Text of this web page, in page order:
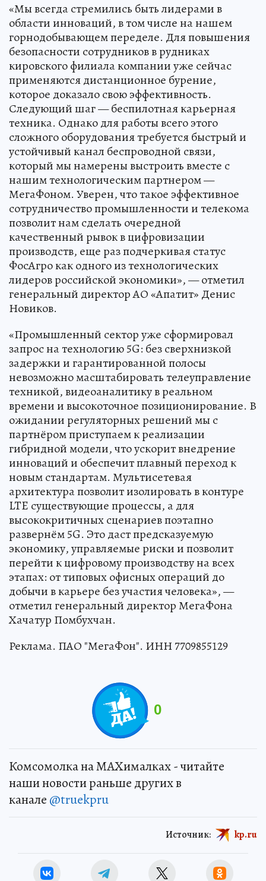
«Мы всегда стремились быть лидерами в
области инноваций, в том числе на нашем
горнодобывающем переделе. Для повышения
безопасности сотрудников в рудниках
кировского филиала компании уже сейчас
применяются дистанционное бурение,
которое доказало свою эффективность.
Следующий шаг — беспилотная карьерная
техника. Однако для работы всего этого
сложного оборудования требуется быстрый и
устойчивый канал беспроводной связи,
который мы намерены выстроить вместе с
нашим технологическим партнером —
МегаФоном. Уверен, что такое эффективное
сотрудничество промышленности и телекома
позволит нам сделать очередной
качественный рывок в цифровизации
производств, еще раз подчеркивая статус
ФосАгро как одного из технологических
лидеров российской экономики», — отметил
генеральный директор АО «Апатит» Денис
Новиков.
«Промышленный сектор уже сформировал
запрос на технологию 5G: без сверхнизкой
задержки и гарантированной полосы
невозможно масштабировать телеуправление
техникой, видеоаналитику в реальном
времени и высокоточное позиционирование. В
ожидании регуляторных решений мы с
партнёром приступаем к реализации
гибридной модели, что ускорит внедрение
инноваций и обеспечит плавный переход к
новым стандартам. Мультисетевая
архитектура позволит изолировать в контуре
LTE существующие процессы, а для
высококритичных сценариев поэтапно
развернём 5G. Это даст предсказуемую
экономику, управляемые риски и позволит
перейти к цифровому производству на всех
этапах: от типовых офисных операций до
добычи в карьере без участия человека», —
отметил генеральный директор МегаФона
Хачатур Помбухчан.
Реклама. ПАО "МегаФон". ИНН 7709855129
0
Комсомолка на MAXималках - читайте
наши новости раньше других в
канале @truekpru
Источник: kp.ru